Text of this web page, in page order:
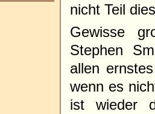
nicht Teil
Gewisse
Stephen
allen
wenn es
ist wieder